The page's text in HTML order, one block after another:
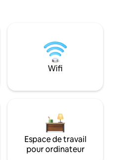
Wifi
Espace de travail
pour ordinateur